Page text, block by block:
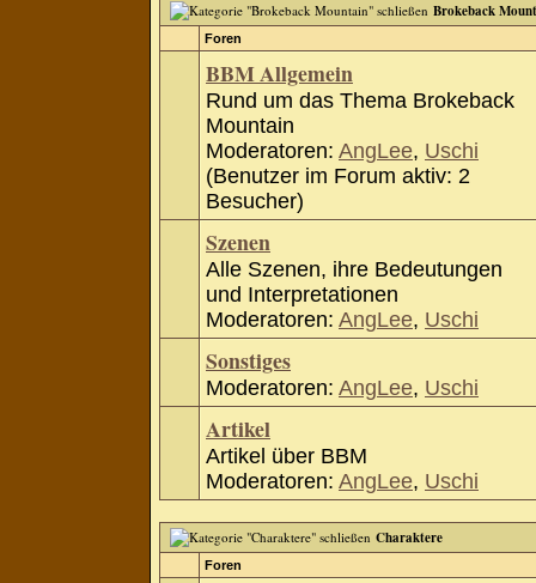
Brokeback
Foren
BBM Allgemein
Rund um das Thema Brokeback
Mountain
Moderatoren: AngLee, Uschi
(Benutzer im Forum aktiv: 2
Besucher)
Szenen
Alle Szenen, ihre Bedeutungen
und Interpretationen
Moderatoren: AngLee, Uschi
Sonstiges
Moderatoren: AngLee, Uschi
Artikel
Artikel über BBM
Moderatoren: AngLee, Uschi
Charaktere
Foren